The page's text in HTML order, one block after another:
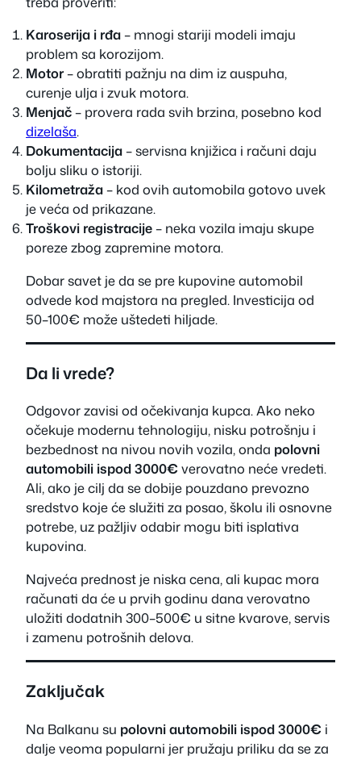
Karoserija i rđa– mnogi stariji modeli imaju
problem sa korozijom.
Motor– obratiti pažnju na dim iz auspuha,
curenje ulja i zvuk motora.
Menjač– provera rada svih brzina, posebno kod
dizelaša.
Dokumentacija– servisna knjižica i računi daju
bolju sliku o istoriji.
Kilometraža– kod ovih automobila gotovo uvek
je veća od prikazane.
Troškovi registracije– neka vozila imaju skupe
poreze zbog zapremine motora.
Dobar savet je da se pre kupovine automobil
odvede kod majstora na pregled. Investicija od
50–100€ može uštedeti hiljade.
Da li vrede?
Odgovor zavisi od očekivanja kupca. Ako neko
očekuje modernu tehnologiju, nisku potrošnju i
bezbednost na nivou novih vozila, onda polovni
automobili ispod 3000€ verovatno neće vredeti.
Ali, ako je cilj da se dobije pouzdano prevozno
sredstvo koje će služiti za posao, školu ili osnovne
potrebe, uz pažljiv odabir mogu biti isplativa
kupovina.
Najveća prednost je niska cena, ali kupac mora
računati da će u prvih godinu dana verovatno
uložiti dodatnih 300–500€ u sitne kvarove, servis
i zamenu potrošnih delova.
Zaključak
Na Balkanu su polovni automobili ispod 3000€ i
dalje veoma popularni jer pružaju priliku da se za